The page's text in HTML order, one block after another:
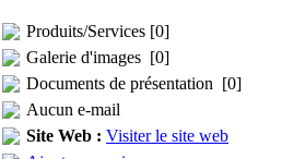
Produits/Services [0]
Galerie d'images [0]
Documents de présentation [0]
Aucun e-mail
Site Web : Visiter le site web